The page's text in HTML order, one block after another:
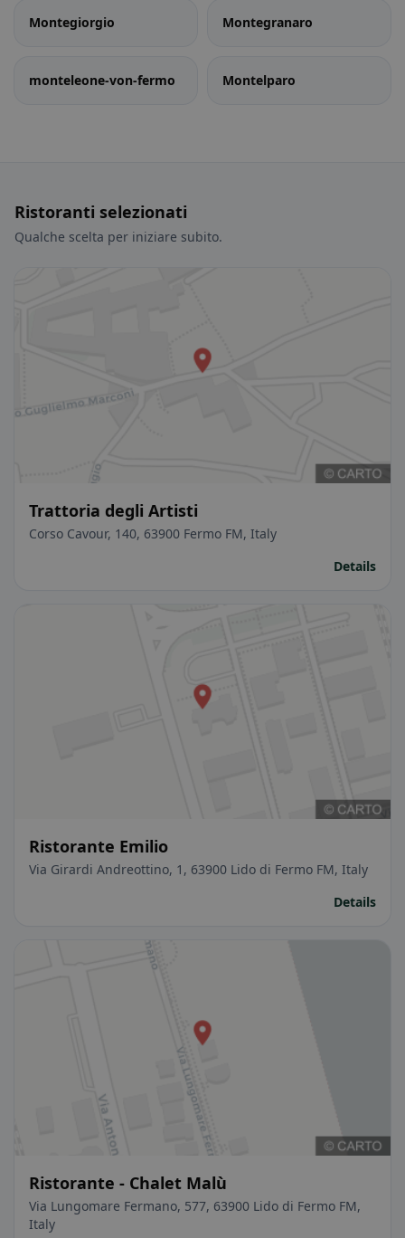
Montegiorgio Montegranaro
monteleone-von-fermo Montelparo
Ristoranti selezionati
Qualche scelta per iniziare subito.
Trattoria degli Artisti
Corso Cavour, 140, 63900 Fermo FM, Italy
Details
Ristorante Emilio
Via Girardi Andreottino, 1, 63900 Lido di Fermo FM, Italy
Details
Ristorante - Chalet Malù
Via Lungomare Fermano, 577, 63900 Lido di Fermo FM,
Italy